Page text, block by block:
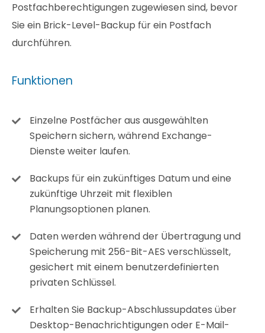
Postfachberechtigungen zugewiesen sind, bevor
Sie ein Brick-Level-Backup für ein Postfach
durchführen.
Funktionen
Einzelne Postfächer aus ausgewählten
Speichern sichern, während Exchange-
Dienste weiter laufen.
Backups für ein zukünftiges Datum und eine
zukünftige Uhrzeit mit flexiblen
Planungsoptionen planen.
Daten werden während der Übertragung und
Speicherung mit 256-Bit-AES verschlüsselt,
gesichert mit einem benutzerdefinierten
privaten Schlüssel.
Erhalten Sie Backup-Abschlussupdates über
Desktop-Benachrichtigungen oder E-Mail-